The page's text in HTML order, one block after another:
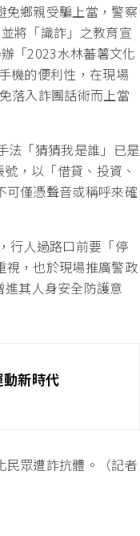
免鄉親受騙上當，警察
將「識詐」之教育宣
「2023水林蕃薯文化
機的便利性，在現場
落入詐團話術而上當
法「猜猜我是誰」已是
，以「借貸、投資、
可僅憑聲音或稱呼來確
行人過路口前要「停
視，也於現場推廣警政
其人身安全防護意
新時代
民眾遭詐抗體。（記者